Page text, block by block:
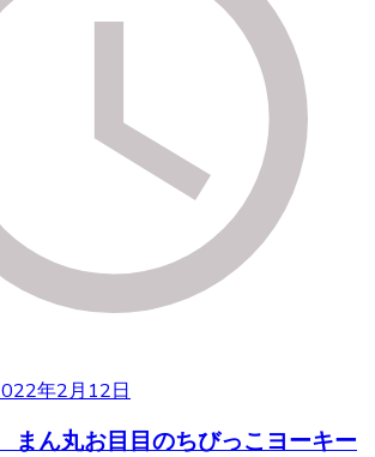
年2月12日
ん丸お目目のちびっこヨーキー